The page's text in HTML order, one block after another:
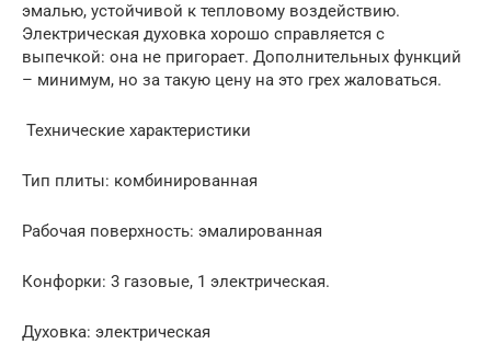
эмалью, устойчивой к тепловому воздействию.
Электрическая духовка хорошо справляется с
выпечкой: она не пригорает. Дополнительных функций
– минимум, но за такую цену на это грех жаловаться.
Технические характеристики
Тип плиты: комбинированная
Рабочая поверхность: эмалированная
Конфорки: 3 газовые, 1 электрическая.
Духовка: электрическая